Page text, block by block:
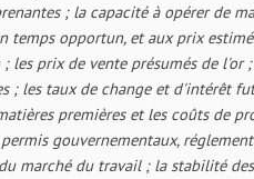
; la capacité à opérer de
opportun, et aux prix
les prix de vente présumés de l'or
; les taux de change et d'intérêt
premières et les coûts de
gouvernementaux,
marché du travail ; la stabilité